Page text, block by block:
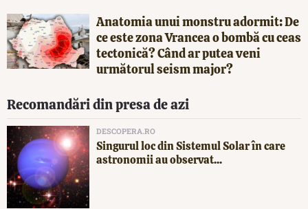
Anatomia unui monstru adormit: De
ce este zona Vrancea o bombă cu ceas
tectonică? Când ar putea veni
următorul seism major?
Recomandări din presa de azi
DESCOPERA.RO
Singurul loc din Sistemul Solar în care
astronomii au observat...